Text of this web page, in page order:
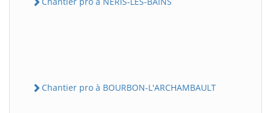
Chantier pro à BOURBON-L'ARCHAMBAULT